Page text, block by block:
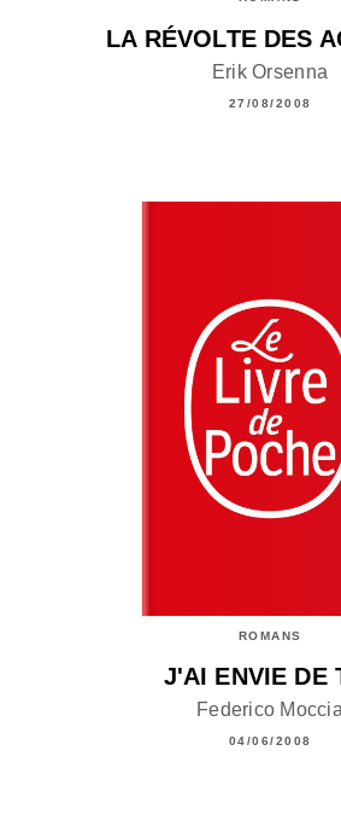
LA RÉVOLTE DES
Erik Orsenna
27/08/2008
ROMANS
J'AI ENVIE DE
Federico Moccia
04/06/2008